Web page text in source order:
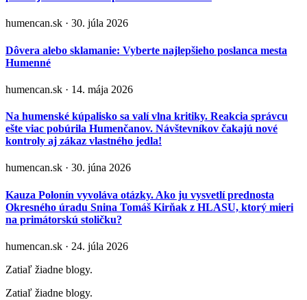
humencan.sk · 30. júla 2026
Dôvera alebo sklamanie: Vyberte najlepšieho poslanca mesta
Humenné
humencan.sk · 14. mája 2026
Na humenské kúpalisko sa valí vlna kritiky. Reakcia správcu
ešte viac pobúrila Humenčanov. Návštevníkov čakajú nové
kontroly aj zákaz vlastného jedla!
humencan.sk · 30. júna 2026
Kauza Polonín vyvoláva otázky. Ako ju vysvetlí prednosta
Okresného úradu Snina Tomáš Kirňak z HLASU, ktorý mieri
na primátorskú stoličku?
humencan.sk · 24. júla 2026
Zatiaľ žiadne blogy.
Zatiaľ žiadne blogy.